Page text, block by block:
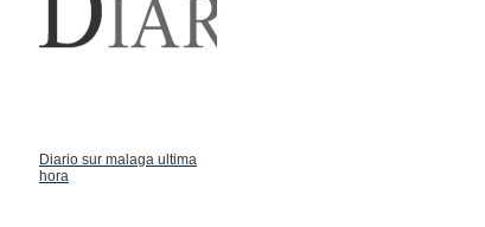
Diario sur malaga ultima
hora